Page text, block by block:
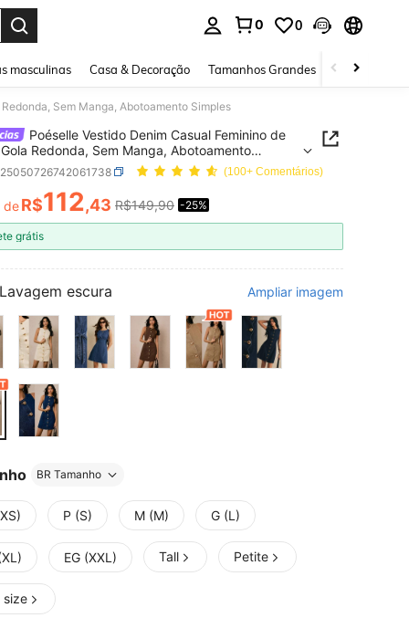
0 0
masculinas Casa & Decoração Tamanhos Grandes Joias e
Sem Manga, Abotoamento Simples
Poéselle Vestido Denim Casual Feminino de
Redonda, Sem Manga, Abotoamento
(100+ Comentários)
AND AVAILABILITY
deR$112,43 R$149,90 -25%
grátis
Lavagem escura Ampliar imagem
BR Tamanho
P (S) M (M) G (L)
EG (XXL) Tall Petite
size